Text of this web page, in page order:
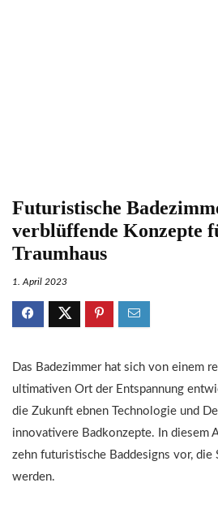
Futuristische
verblüffende Konzepte
Traumhaus
1. April 2023
Das Badezimmer hat sich von einem
ultimativen Ort der Entspannung
die Zukunft ebnen Technologie und
innovativere Badkonzepte. In diesem
zehn futuristische Baddesigns vor, die
werden.